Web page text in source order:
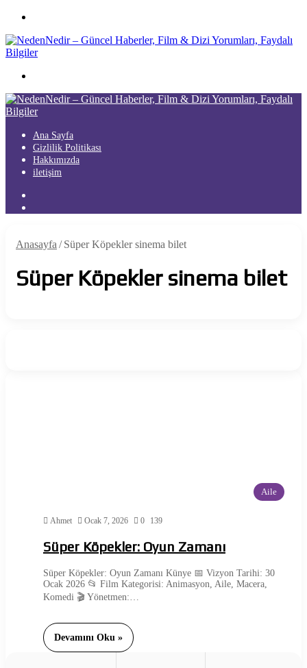
...
Ana Sayfa
Gizlilik Politikası
Hakkımızda
iletişim
Anasayfa / Süper Köpekler sinema bilet
Süper Köpekler sinema bilet
Aile
Ahmet Ocak 7, 2026 0 139
Süper Köpekler: Oyun Zamanı
Süper Köpekler: Oyun Zamanı Künye 📅 Vizyon Tarihi: 30
Ocak 2026 📂 Film Kategorisi: Animasyon, Aile, Macera,
Komedi 🎬 Yönetmen:…
Devamını Oku »